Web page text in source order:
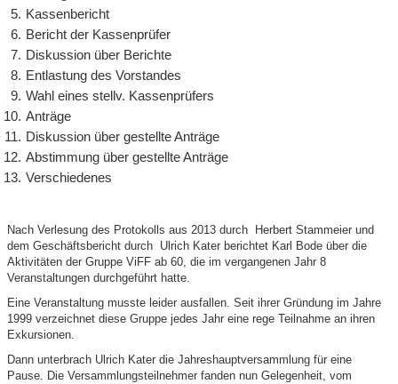
Kassenbericht
Bericht der Kassenprüfer
Diskussion über Berichte
Entlastung des Vorstandes
Wahl eines stellv. Kassenprüfers
Anträge
Diskussion über gestellte Anträge
Abstimmung über gestellte Anträge
Verschiedenes
Nach Verlesung des Protokolls aus 2013 durch Herbert Stammeier und
dem Geschäftsbericht durch Ulrich Kater berichtet Karl Bode über die
Aktivitäten der Gruppe ViFF ab 60, die im vergangenen Jahr 8
Veranstaltungen durchgeführt hatte.
Eine Veranstaltung musste leider ausfallen. Seit ihrer Gründung im Jahre
1999 verzeichnet diese Gruppe jedes Jahr eine rege Teilnahme an ihren
Exkursionen.
Dann unterbrach Ulrich Kater die Jahreshauptversammlung für eine
Pause. Die Versammlungsteilnehmer fanden nun Gelegenheit, vom